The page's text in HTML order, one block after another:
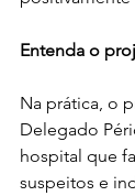
Entenda o
Na prática, o
Delegado
hospital que
suspeitos e